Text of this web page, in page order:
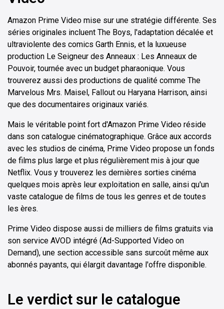
Amazon Prime Video mise sur une stratégie différente. Ses
séries originales incluent The Boys, l'adaptation décalée et
ultraviolente des comics Garth Ennis, et la luxueuse
production Le Seigneur des Anneaux : Les Anneaux de
Pouvoir, tournée avec un budget pharaonique. Vous
trouverez aussi des productions de qualité comme The
Marvelous Mrs. Maisel, Fallout ou Haryana Harrison, ainsi
que des documentaires originaux variés.
Mais le véritable point fort d'Amazon Prime Video réside
dans son catalogue cinématographique. Grâce aux accords
avec les studios de cinéma, Prime Video propose un fonds
de films plus large et plus régulièrement mis à jour que
Netflix. Vous y trouverez les dernières sorties cinéma
quelques mois après leur exploitation en salle, ainsi qu'un
vaste catalogue de films de tous les genres et de toutes
les ères.
Prime Video dispose aussi de milliers de films gratuits via
son service AVOD intégré (Ad-Supported Video on
Demand), une section accessible sans surcoût même aux
abonnés payants, qui élargit davantage l'offre disponible.
Le verdict sur le catalogue